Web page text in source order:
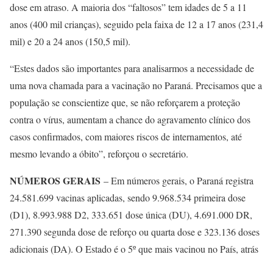
dose em atraso. A maioria dos “faltosos” tem idades de 5 a 11
anos (400 mil crianças), seguido pela faixa de 12 a 17 anos (231,4
mil) e 20 a 24 anos (150,5 mil).
“Estes dados são importantes para analisarmos a necessidade de
uma nova chamada para a vacinação no Paraná. Precisamos que a
população se conscientize que, se não reforçarem a proteção
contra o vírus, aumentam a chance do agravamento clínico dos
casos confirmados, com maiores riscos de internamentos, até
mesmo levando a óbito”, reforçou o secretário.
NÚMEROS GERAIS – Em números gerais, o Paraná registra
24.581.699 vacinas aplicadas, sendo 9.968.534 primeira dose
(D1), 8.993.988 D2, 333.651 dose única (DU), 4.691.000 DR,
271.390 segunda dose de reforço ou quarta dose e 323.136 doses
adicionais (DA). O Estado é o 5º que mais vacinou no País, atrás